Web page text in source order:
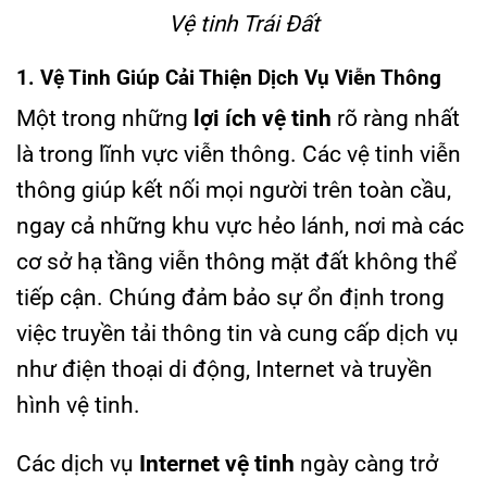
Vệ tinh Trái Đất
1. Vệ Tinh Giúp Cải Thiện Dịch Vụ Viễn Thông
Một trong những lợi ích vệ tinh rõ ràng nhất
là trong lĩnh vực viễn thông. Các vệ tinh viễn
thông giúp kết nối mọi người trên toàn cầu,
ngay cả những khu vực hẻo lánh, nơi mà các
cơ sở hạ tầng viễn thông mặt đất không thể
tiếp cận. Chúng đảm bảo sự ổn định trong
việc truyền tải thông tin và cung cấp dịch vụ
như điện thoại di động, Internet và truyền
hình vệ tinh.
Các dịch vụ Internet vệ tinh ngày càng trở